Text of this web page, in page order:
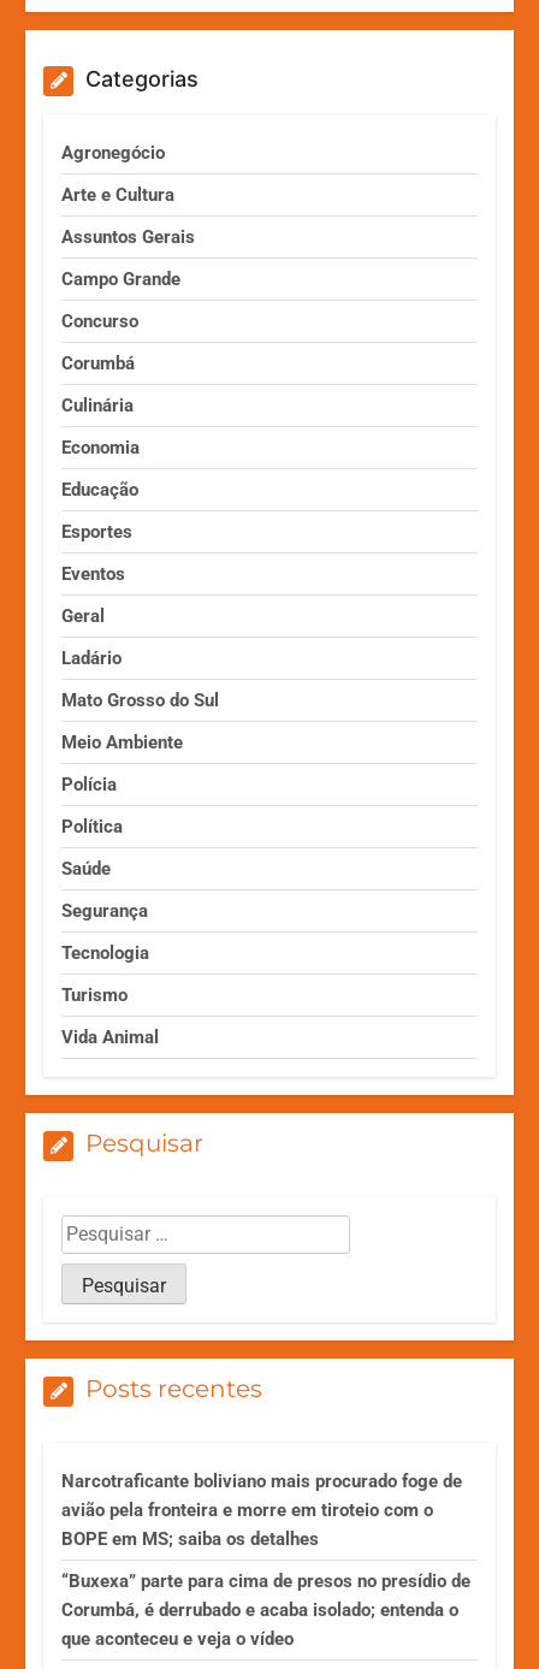
Categorias
Agronegócio
Arte e Cultura
Assuntos Gerais
Campo Grande
Concurso
Corumbá
Culinária
Economia
Educação
Esportes
Eventos
Geral
Ladário
Mato Grosso do Sul
Meio Ambiente
Polícia
Política
Saúde
Segurança
Tecnologia
Turismo
Vida Animal
Pesquisar
Posts recentes
Narcotraficante boliviano mais procurado foge de
avião pela fronteira e morre em tiroteio com o
BOPE em MS; saiba os detalhes
“Buxexa” parte para cima de presos no presídio de
Corumbá, é derrubado e acaba isolado; entenda o
que aconteceu e veja o vídeo